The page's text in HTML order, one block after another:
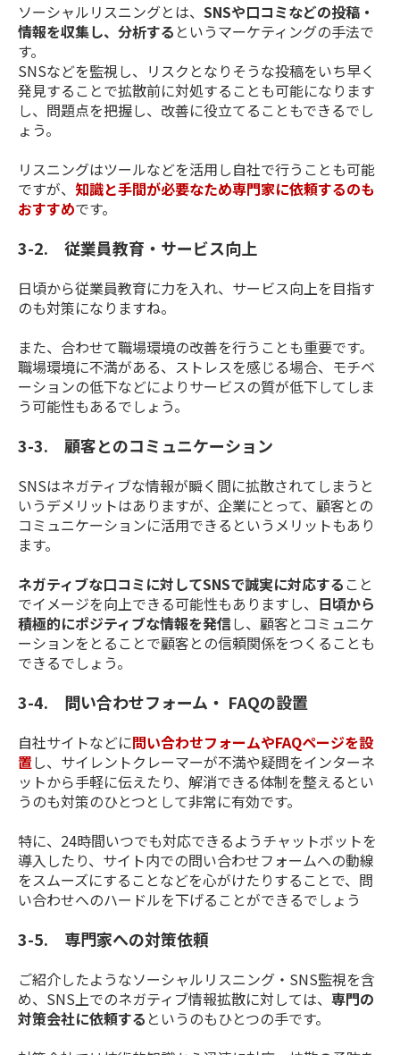
ソーシャルリスニングとは、 SNSや口コミなどの投稿・
情報を収集し、分析する というマーケティングの手法で
す。
SNSなどを監視し、リスクとなりそうな投稿をいち早く
発見することで拡散前に対処することも可能になります
し、問題点を把握し、改善に役立てることもできるでし
ょう。
リスニングはツールなどを活用し自社で行うことも可能
ですが、 知識と手間が必要なため専門家に依頼するのも
おすすめです。
3-2. 従業員教育・サービス向上
日頃から従業員教育に力を入れ、サービス向上を目指す
のも対策になりますね。
また、合わせて職場環境の改善を行うことも重要です。
職場環境に不満がある、ストレスを感じる場合、モチベ
ーションの低下などによりサービスの質が低下してしま
う可能性もあるでしょう。
3-3. 顧客とのコミュニケーション
SNSはネガティブな情報が瞬く間に拡散されてしまうと
いうデメリットはありますが、企業にとって、顧客との
コミュニケーションに活用できるというメリットもあり
ます。
ネガティブな口コミに対してSNSで誠実に対応する こと
でイメージを向上できる可能性もありますし、 日頃から
積極的にポジティブな情報を発信し、顧客とコミュニケ
ーションをとることで顧客との信頼関係をつくることも
できるでしょう。
3-4. 問い合わせフォーム・ FAQの設置
自社サイトなどに問い合わせフォームやFAQページを設
置し、サイレントクレーマーが不満や疑問をインターネ
ットから手軽に伝えたり、解消できる体制を整えるとい
うのも対策のひとつとして非常に有効です。
特に、24時間いつでも対応できるようチャットボットを
導入したり、サイト内での問い合わせフォームへの動線
をスムーズにすることなどを心がけたりすることで、問
い合わせへのハードルを下げることができるでしょう
3-5. 専門家への対策依頼
ご紹介したようなソーシャルリスニング・SNS監視を含
め、SNS上でのネガティブ情報拡散に対しては、 専門の
対策会社に依頼する というのもひとつの手です。